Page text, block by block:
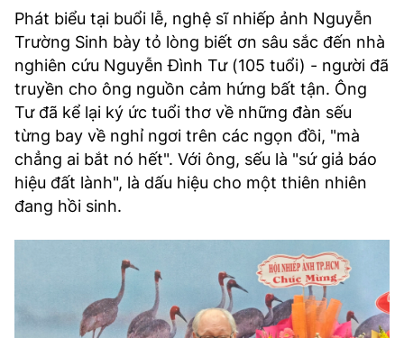
Phát biểu tại buổi lễ, nghệ sĩ nhiếp ảnh Nguyễn
Trường Sinh bày tỏ lòng biết ơn sâu sắc đến nhà
nghiên cứu Nguyễn Đình Tư (105 tuổi) - người đã
truyền cho ông nguồn cảm hứng bất tận. Ông
Tư đã kể lại ký ức tuổi thơ về những đàn sếu
từng bay về nghỉ ngơi trên các ngọn đồi, "mà
chẳng ai bắt nó hết". Với ông, sếu là "sứ giả báo
hiệu đất lành", là dấu hiệu cho một thiên nhiên
đang hồi sinh.